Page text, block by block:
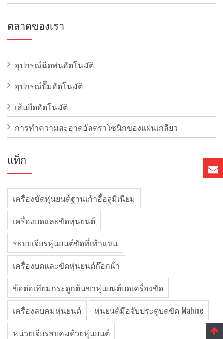
ตลาดของเรา
อุปกรณ์ฉีดพ่นอัตโนมัติ
อุปกรณ์ปั๊มอัตโนมัติ
เส้นยืดอัตโนมัติ
การทําความสะอาดอัลตราโซนิกของแผ่นเกลียว
แท็ก
เครื่องขัดหุ่นยนต์ฐานเก้าอี้อลูมิเนียม
เครื่องบดและขัดหุ่นยนต์
ระบบเจียรหุ่นยนต์ขัดที่เท้าแขน
เครื่องบดและขัดหุ่นยนต์ก๊อกน้ํา
ข้อต่อเทียมกระดูกต้นขาหุ่นยนต์บดเครื่องขัด
เครื่องลบคมหุ่นยนต์
หุ่นยนต์มือจับประตูบดขัด Mahine
หน่วยเจียรลบคมด้วยหุ่นยนต์